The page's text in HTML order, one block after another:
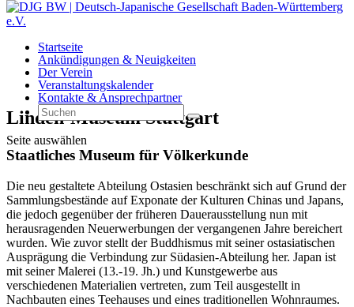
Startseite
Ankündigungen & Neuigkeiten
Der Verein
Veranstaltungskalender
Kontakte & Ansprechpartner
Seite auswählen
Linden-Museum Stuttgart
Staatliches Museum für Völkerkunde
Die neu gestaltete Abteilung Ostasien beschränkt sich auf Grund der
Sammlungsbestände auf Exponate der Kulturen Chinas und Japans,
die jedoch gegenüber der früheren Dauerausstellung nun mit
herausragenden Neuerwerbungen der vergangenen Jahre bereichert
wurden. Wie zuvor stellt der Buddhismus mit seiner ostasiatischen
Ausprägung die Verbindung zur Südasien-Abteilung her. Japan ist
mit seiner Malerei (13.-19. Jh.) und Kunstgewerbe aus
verschiedenen Materialien vertreten, zum Teil ausgestellt in
Nachbauten eines Teehauses und eines traditionellen Wohnraumes.